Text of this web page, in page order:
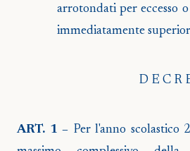
arrotondati per eccesso
immediatamente
D E C R
ART. 1 – Per l'anno scolastico